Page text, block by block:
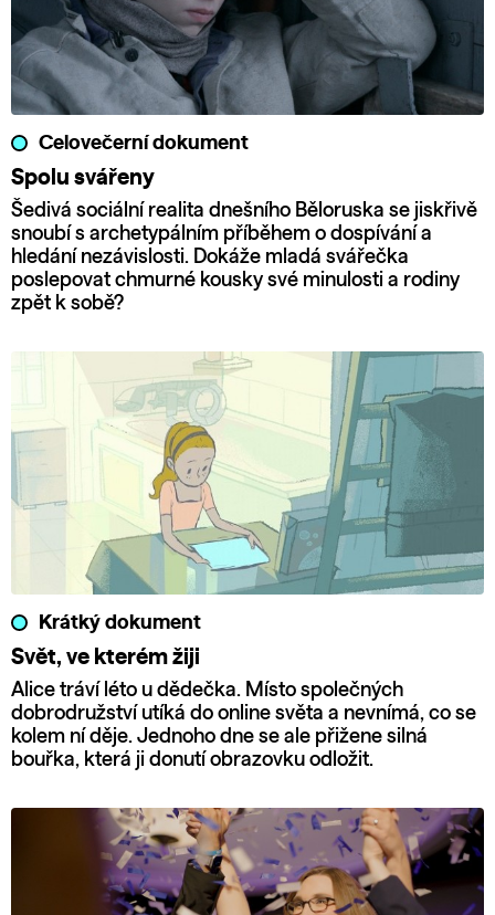
Celovečerní dokument
Spolu svářeny
Šedivá sociální realita dnešního Běloruska se jiskřivě
snoubí s archetypálním příběhem o dospívání a
hledání nezávislosti. Dokáže mladá svářečka
poslepovat chmurné kousky své minulosti a rodiny
zpět k sobě?
Krátký dokument
Svět, ve kterém žiji
Alice tráví léto u dědečka. Místo společných
dobrodružství utíká do online světa a nevnímá, co se
kolem ní děje. Jednoho dne se ale přižene silná
bouřka, která ji donutí obrazovku odložit.